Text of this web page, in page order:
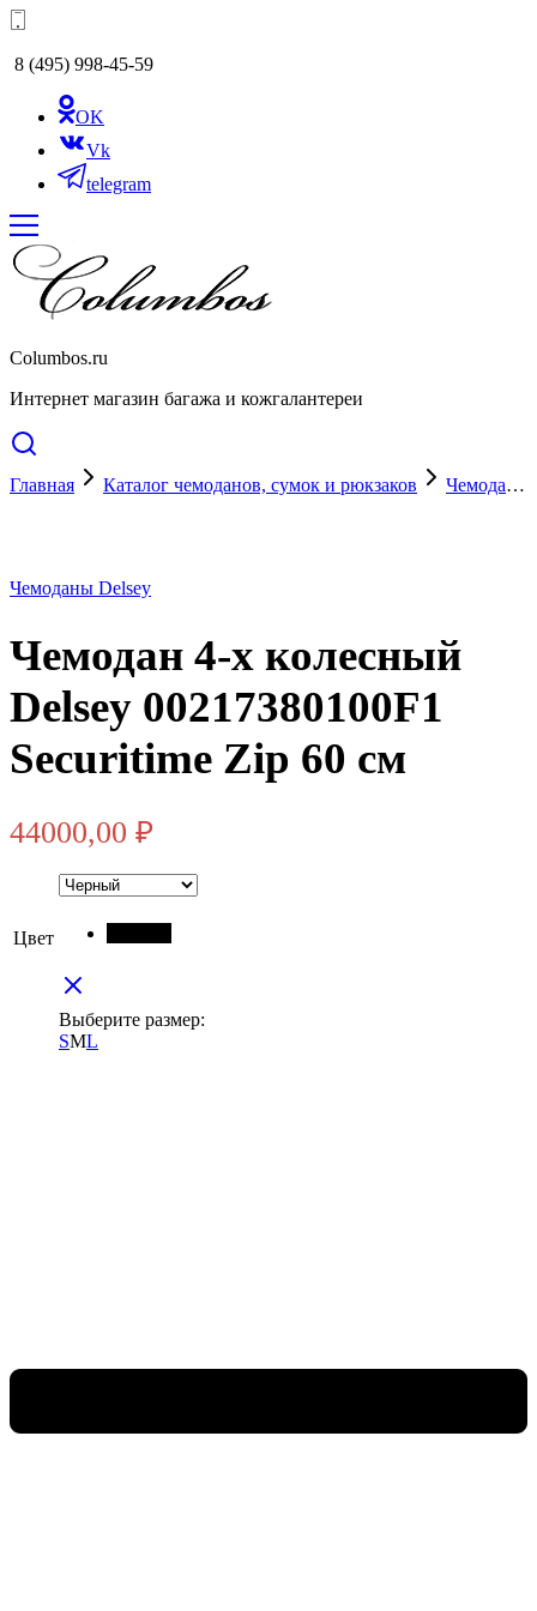
8 (495) 998-45-59
OK
Vk
telegram
Columbos.ru
Интернет магазин багажа и кожгалантереи
Главная Каталог чемоданов, сумок и рюкзаков Чемоданы
Чемоданы Delsey
Чемодан 4-х колесный
Delsey 00217380100F1
Securitime Zip 60 см
44000,00 ₽
Цвет
Выберите размер:
SML